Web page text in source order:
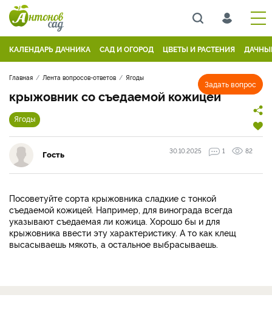
КАЛЕНДАРЬ ДАЧНИКА САД И ОГОРОД ЦВЕТЫ И РАСТЕНИЯ
Задать вопрос
Главная Лента вопросов-ответов Ягоды
крыжовник со съедаемой кожицей
Ягоды
Гость 30.10.2025 1 82
Посоветуйте сорта крыжовника сладкие с тонкой
съедаемой кожицей. Например, для винограда всегда
указывают съедаемая ли кожица. Хорошо бы и для
крыжовника ввести эту характеристику. А то как клещ
высасываешь мякоть, а остальное выбрасываешь.